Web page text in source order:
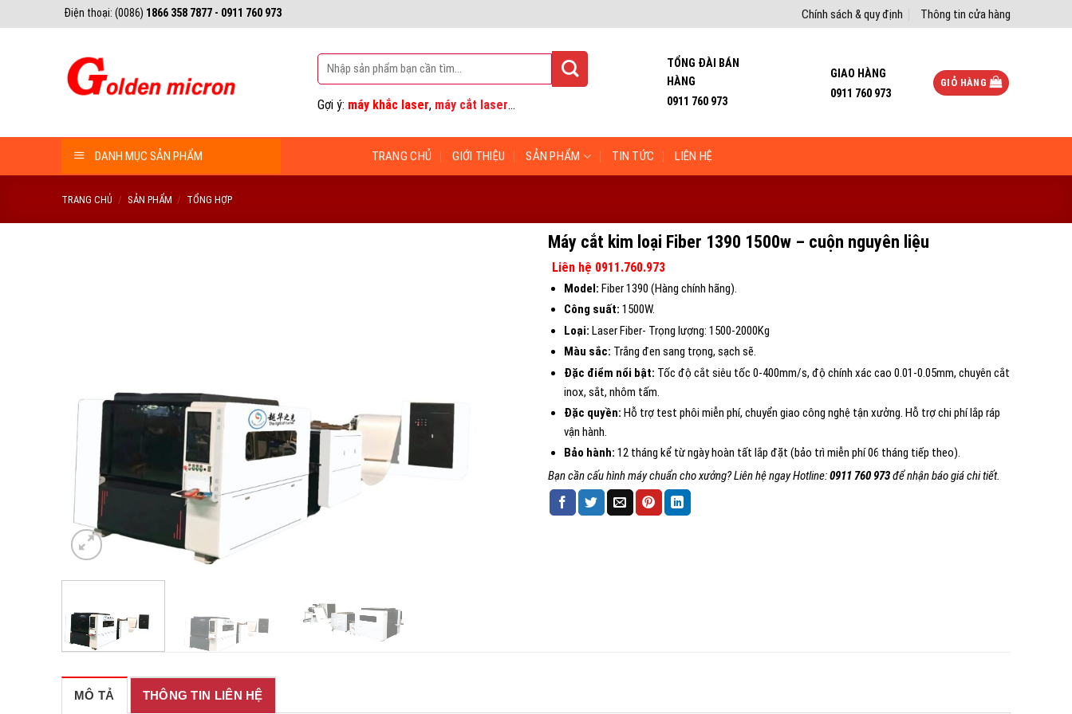
qua
Điện thoại: (0086) 1866 358 7877 - 0911 760 973 Chính sách & quy định Thông tin cửa hàng
Tìm
kiếm:
Gợi ý: máy khắc laser, máy cắt laser...
TỔNG ĐÀI BÁN
HÀNG
0911 760 973
GIAO HÀNG
0911 760 973
GIỎ HÀNG
DANH MỤC SẢN PHẨM TRANG CHỦ GIỚI THIỆU SẢN PHẨM TIN TỨC LIÊN HỆ
TRANG CHỦ / SẢN PHẨM / TỔNG HỢP
Máy cắt kim loại Fiber 1390 1500w – cuộn nguyên liệu
Liên hệ 0911.760.973
Model: Fiber 1390 (Hàng chính hãng).
Công suất: 1500W.
Loại: Laser Fiber- Trọng lượng: 1500-2000Kg
Màu sắc: Trắng đen sang trọng, sạch sẽ.
Đặc điểm nổi bật: Tốc độ cắt siêu tốc 0-400mm/s, độ chính xác cao 0.01-0.05mm, chuyên cắt
inox, sắt, nhôm tấm.
Đặc quyền: Hỗ trợ test phôi miễn phí, chuyển giao công nghệ tận xưởng. Hỗ trợ chi phí lắp ráp
vận hành.
Bảo hành: 12 tháng kể từ ngày hoàn tất lắp đặt (bảo trì miễn phí 06 tháng tiếp theo).
Bạn cần cấu hình máy chuẩn cho xưởng? Liên hệ ngay Hotline:0911 760 973để nhận báo giá chi tiết.
MÔ TẢ THÔNG TIN LIÊN HỆ